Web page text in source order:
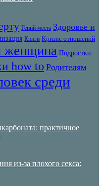
Гений места Здоровье и
Книги Кризис отношений
женщина Подростки
how to Родителям
среди
практичное
из-за плохого секса: